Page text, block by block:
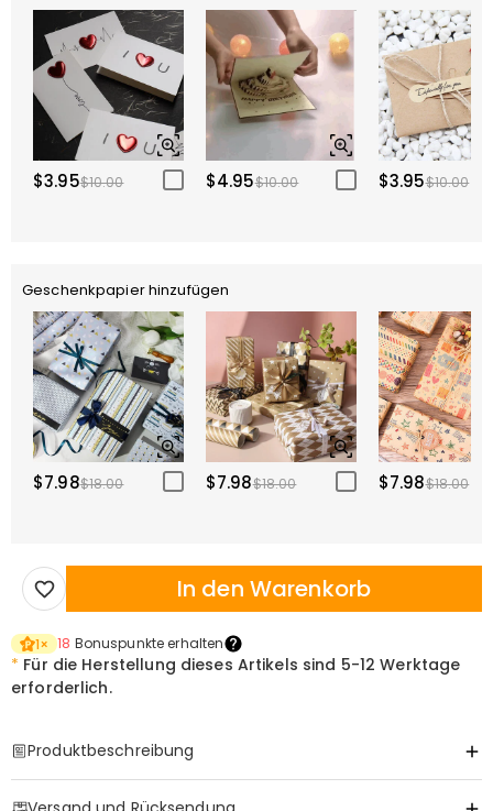
$3.95$10.00 $4.95$10.00 $3.95$10.00
Geschenkpapier hinzufügen
$7.98$18.00 $7.98$18.00 $7.98$18.00
In den Warenkorb
1× 18 Bonuspunkte erhalten
* Für die Herstellung dieses Artikels sind 5-12 Werktage
erforderlich.
Produktbeschreibung